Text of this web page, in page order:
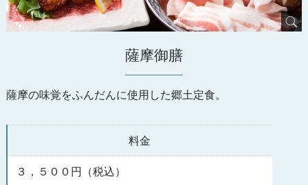
薩摩御膳
薩摩の味覚をふんだんに使用した郷土定食。
料金
３，５００円（税込）